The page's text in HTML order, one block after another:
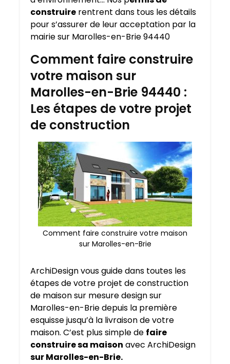
construire rentrent dans tous les détails
pour s’assurer de leur acceptation par la
mairie sur Marolles-en-Brie 94440
Comment faire construire
votre maison sur
Marolles-en-Brie 94440 :
Les étapes de votre projet
de construction
Comment faire construire votre maison
sur Marolles-en-Brie
ArchiDesign vous guide dans toutes les
étapes de votre projet de construction
de maison sur mesure design sur
Marolles-en-Brie depuis la première
esquisse jusqu’à la livraison de votre
maison. C’est plus simple de faire
construire sa maison avec ArchiDesign
sur Marolles-en-Brie.